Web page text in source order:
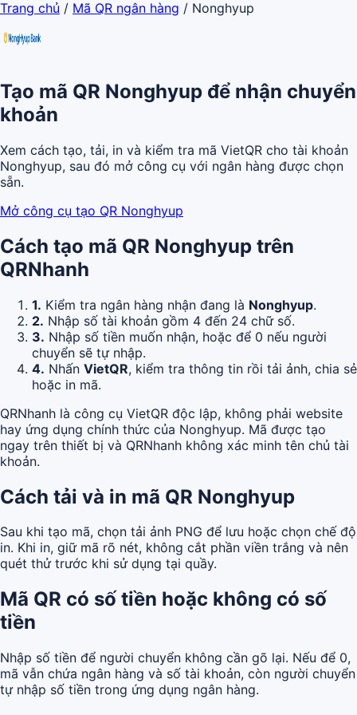
Trang chủ / Mã QR ngân hàng / Nonghyup
Tạo mã QR Nonghyup để nhận chuyển
khoản
Xem cách tạo, tải, in và kiểm tra mã VietQR cho tài khoản
Nonghyup, sau đó mở công cụ với ngân hàng được chọn
sẵn.
Mở công cụ tạo QR Nonghyup
Cách tạo mã QR Nonghyup trên
QRNhanh
1. Kiểm tra ngân hàng nhận đang là Nonghyup.
2. Nhập số tài khoản gồm 4 đến 24 chữ số.
3. Nhập số tiền muốn nhận, hoặc để 0 nếu người
chuyển sẽ tự nhập.
4. Nhấn VietQR, kiểm tra thông tin rồi tải ảnh, chia sẻ
hoặc in mã.
QRNhanh là công cụ VietQR độc lập, không phải website
hay ứng dụng chính thức của Nonghyup. Mã được tạo
ngay trên thiết bị và QRNhanh không xác minh tên chủ tài
khoản.
Cách tải và in mã QR Nonghyup
Sau khi tạo mã, chọn tải ảnh PNG để lưu hoặc chọn chế độ
in. Khi in, giữ mã rõ nét, không cắt phần viền trắng và nên
quét thử trước khi sử dụng tại quầy.
Mã QR có số tiền hoặc không có số
tiền
Nhập số tiền để người chuyển không cần gõ lại. Nếu để 0,
mã vẫn chứa ngân hàng và số tài khoản, còn người chuyển
tự nhập số tiền trong ứng dụng ngân hàng.